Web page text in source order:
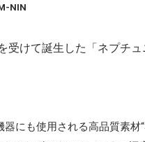
NIN
受けて誕生した「ネプチ
にも使用される高品質素